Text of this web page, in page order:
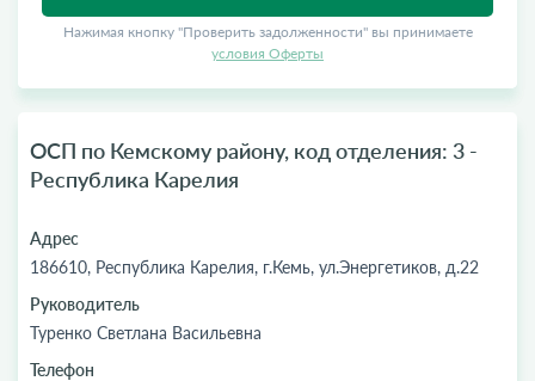
Нажимая кнопку "Проверить задолженности" вы принимаете
условия Оферты
ОСП по Кемскому району, код отделения: 3 -
Республика Карелия
Адрес
186610, Республика Карелия, г.Кемь, ул.Энергетиков, д.22
Руководитель
Туренко Светлана Васильевна
Телефон